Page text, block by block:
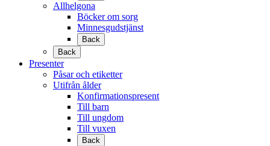
Allhelgona
Böcker om sorg
Minnesgudstjänst
Back
Back
Presenter
Påsar och etiketter
Utifrån ålder
Konfirmationspresent
Till barn
Till ungdom
Till vuxen
Back